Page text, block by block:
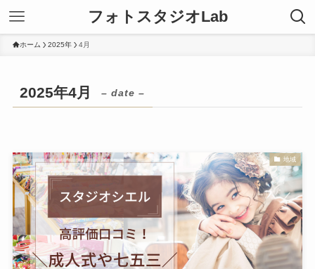
フォトスタジオLab
ホーム 2025年 4月
2025年4月 – date –
地域